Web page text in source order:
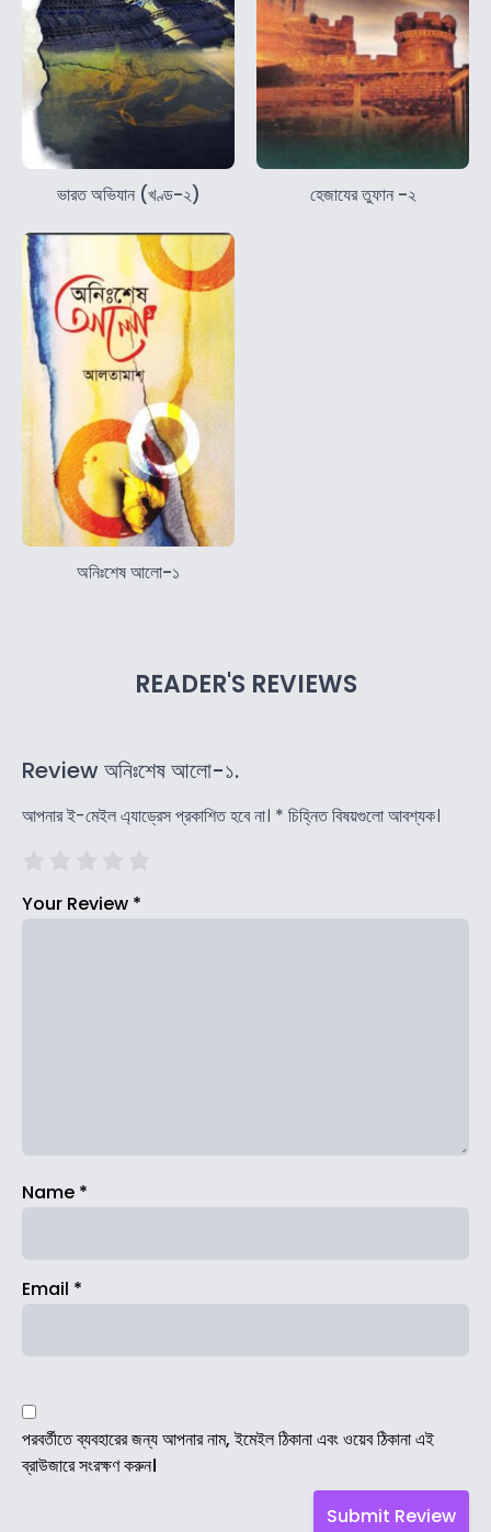
ভারত অভিযান (খণ্ড-২) হেজাযের তুফান -২
অনিঃশেষ আলো-১
READER'S REVIEWS
Review অনিঃশেষ আলো-১.
আপনার ই-মেইল এ্যাড্রেস প্রকাশিত হবে না। * চিহ্নিত বিষয়গুলো আবশ্যক।
Your Review *
Name *
Email *
পরবর্তীতে ব্যবহারের জন্য আপনার নাম, ইমেইল ঠিকানা এবং ওয়েব ঠিকানা এই
ব্রাউজারে সংরক্ষণ করুন।